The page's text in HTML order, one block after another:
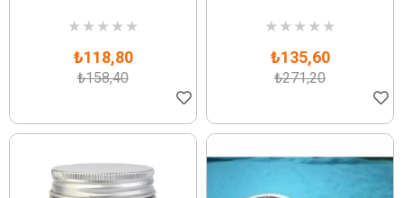
★ ★ ★ ★ ★
₺118,80
₺158,40
★ ★ ★ ★ ★
₺135,60
₺271,20